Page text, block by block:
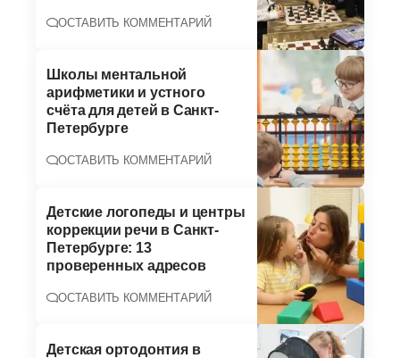
ОСТАВИТЬ КОММЕНТАРИЙ
Школы ментальной
арифметики и устного
счёта для детей в Санкт-
Петербурге
ОСТАВИТЬ КОММЕНТАРИЙ
Детские логопеды и центры
коррекции речи в Санкт-
Петербурге: 13
проверенных адресов
ОСТАВИТЬ КОММЕНТАРИЙ
Детская ортодонтия в